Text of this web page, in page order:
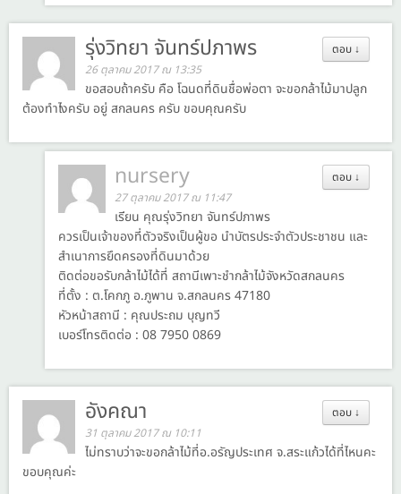
ตอบ ↓
รุ่งวิทยา จันทร์ปภาพร
26 ตุลาคม 2017 ณ 13:35
ขอสอบถ้าครับ คือ โฉนดที่ดินชื่อพ่อตา จะขอกล้าไม้มาปลูก
ต้องทำไงครับ อยู่ สกลนคร ครับ ขอบคุณครับ
ตอบ ↓
nursery
27 ตุลาคม 2017 ณ 11:47
เรียน คุณรุ่งวิทยา จันทร์ปภาพร
ควรเป็นเจ้าของที่ตัวจริงเป็นผู้ขอ นำบัตรประจำตัวประชาชน และ
สำเนาการยึดครองที่ดินมาด้วย
ติดต่อขอรับกล้าไม้ได้ที่ สถานีเพาะชำกล้าไม้จังหวัดสกลนคร
ที่ตั้ง : ต.โคกภู อ.ภูพาน จ.สกลนคร 47180
หัวหน้าสถานี : คุณประถม บุญทวี
เบอร์โทรติดต่อ : 08 7950 0869
ตอบ ↓
อังคณา
31 ตุลาคม 2017 ณ 10:11
ไม่ทราบว่าจะขอกล้าไม้ที่อ.อรัญประเทศ จ.สระแก้วได้ที่ไหนคะ
ขอบคุณค่ะ